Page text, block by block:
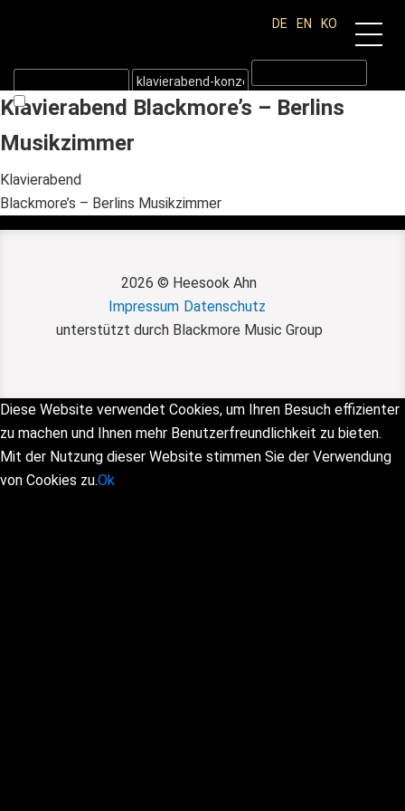
DE EN KO
Berlins Musikzimmer
Klavierabend Blackmore’s – Berlins
Musikzimmer
Klavierabend
Blackmore’s – Berlins Musikzimmer
2026 © Heesook Ahn
Impressum Datenschutz
unterstützt durch Blackmore Music Group
Diese Website verwendet Cookies, um Ihren Besuch effizienter
zu machen und Ihnen mehr Benutzerfreundlichkeit zu bieten.
Mit der Nutzung dieser Website stimmen Sie der Verwendung
von Cookies zu.Ok